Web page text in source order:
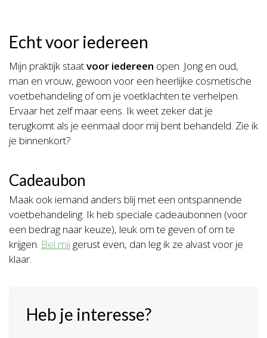
Echt voor iedereen
Mijn praktijk staatvoor iedereen open. Jong en oud,
man en vrouw, gewoon voor een heerlijke cosmetische
voetbehandeling of om je voetklachten te verhelpen.
Ervaar het zelf maar eens. Ik weet zeker dat je
terugkomt als je eenmaal door mij bent behandeld. Zie ik
je binnenkort?
Cadeaubon
Maak ook iemand anders blij met een ontspannende
voetbehandeling. Ik heb speciale cadeaubonnen (voor
een bedrag naar keuze), leuk om te geven of om te
krijgen. Bel mij gerust even, dan leg ik ze alvast voor je
klaar.
Heb je interesse?